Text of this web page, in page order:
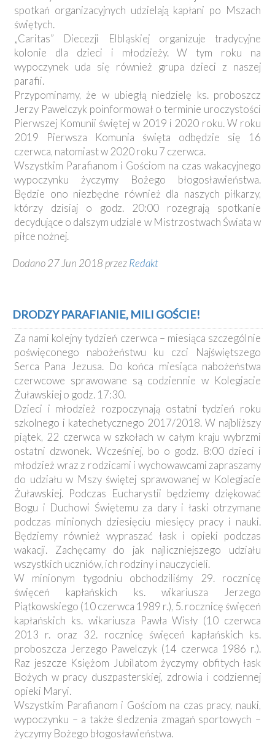
spotkań organizacyjnych udzielają kapłani po Mszach
świętych.
„Caritas” Diecezji Elbląskiej organizuje tradycyjne
kolonie dla dzieci i młodzieży. W tym roku na
wypoczynek uda się również grupa dzieci z naszej
parafii.
Przypominamy, że w ubiegłą niedzielę ks. proboszcz
Jerzy Pawelczyk poinformował o terminie uroczystości
Pierwszej Komunii świętej w 2019 i 2020 roku. W roku
2019 Pierwsza Komunia święta odbędzie się 16
czerwca, natomiast w 2020 roku 7 czerwca.
Wszystkim Parafianom i Gościom na czas wakacyjnego
wypoczynku życzymy Bożego błogosławieństwa.
Będzie ono niezbędne również dla naszych piłkarzy,
którzy dzisiaj o godz. 20:00 rozegrają spotkanie
decydujące o dalszym udziale w Mistrzostwach Świata w
piłce nożnej.
Dodano 27 Jun 2018 przezRedakt
DRODZY PARAFIANIE, MILI GOŚCIE!
Za nami kolejny tydzień czerwca – miesiąca szczególnie
poświęconego nabożeństwu ku czci Najświętszego
Serca Pana Jezusa. Do końca miesiąca nabożeństwa
czerwcowe sprawowane są codziennie w Kolegiacie
Żuławskiej o godz. 17:30.
Dzieci i młodzież rozpoczynają ostatni tydzień roku
szkolnego i katechetycznego 2017/2018. W najbliższy
piątek, 22 czerwca w szkołach w całym kraju wybrzmi
ostatni dzwonek. Wcześniej, bo o godz. 8:00 dzieci i
młodzież wraz z rodzicami i wychowawcami zapraszamy
do udziału w Mszy świętej sprawowanej w Kolegiacie
Żuławskiej. Podczas Eucharystii będziemy dziękować
Bogu i Duchowi Świętemu za dary i łaski otrzymane
podczas minionych dziesięciu miesięcy pracy i nauki.
Będziemy również wypraszać łask i opieki podczas
wakacji. Zachęcamy do jak najliczniejszego udziału
wszystkich uczniów, ich rodziny i nauczycieli.
W minionym tygodniu obchodziliśmy 29. rocznicę
święceń kapłańskich ks. wikariusza Jerzego
Piątkowskiego (10 czerwca 1989 r.), 5. rocznicę święceń
kapłańskich ks. wikariusza Pawła Wisły (10 czerwca
2013 r. oraz 32. rocznicę święceń kapłańskich ks.
proboszcza Jerzego Pawelczyk (14 czerwca 1986 r.).
Raz jeszcze Księżom Jubilatom życzymy obfitych łask
Bożych w pracy duszpasterskiej, zdrowia i codziennej
opieki Maryi.
Wszystkim Parafianom i Gościom na czas pracy, nauki,
wypoczynku – a także śledzenia zmagań sportowych –
życzymy Bożego błogosławieństwa.